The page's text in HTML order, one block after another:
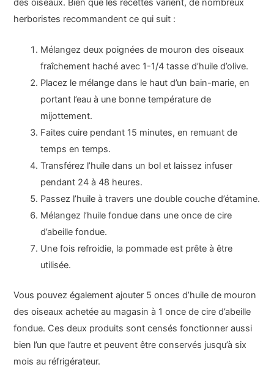
des oiseaux. Bien que les recettes varient, de nombreux
herboristes recommandent ce qui suit :
Mélangez deux poignées de mouron des oiseaux
fraîchement haché avec 1-1/4 tasse d’huile d’olive.
Placez le mélange dans le haut d’un bain-marie, en
portant l’eau à une bonne température de
mijottement.
Faites cuire pendant 15 minutes, en remuant de
temps en temps.
Transférez l’huile dans un bol et laissez infuser
pendant 24 à 48 heures.
Passez l’huile à travers une double couche d’étamine.
Mélangez l’huile fondue dans une once de cire
d’abeille fondue.
Une fois refroidie, la pommade est prête à être
utilisée.
Vous pouvez également ajouter 5 onces d’huile de mouron
des oiseaux achetée au magasin à 1 once de cire d’abeille
fondue. Ces deux produits sont censés fonctionner aussi
bien l’un que l’autre et peuvent être conservés jusqu’à six
mois au réfrigérateur.